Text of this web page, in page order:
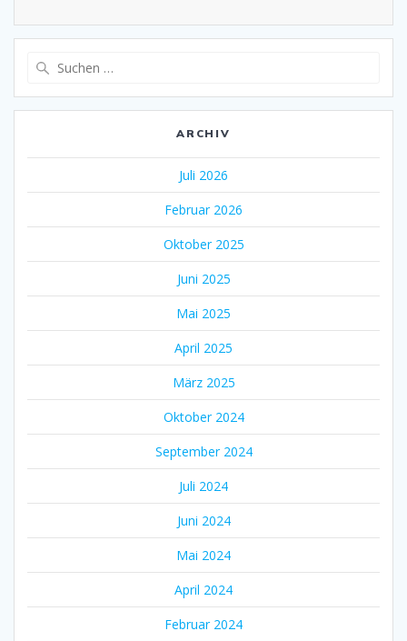
ARCHIV
Juli 2026
Februar 2026
Oktober 2025
Juni 2025
Mai 2025
April 2025
März 2025
Oktober 2024
September 2024
Juli 2024
Juni 2024
Mai 2024
April 2024
Februar 2024